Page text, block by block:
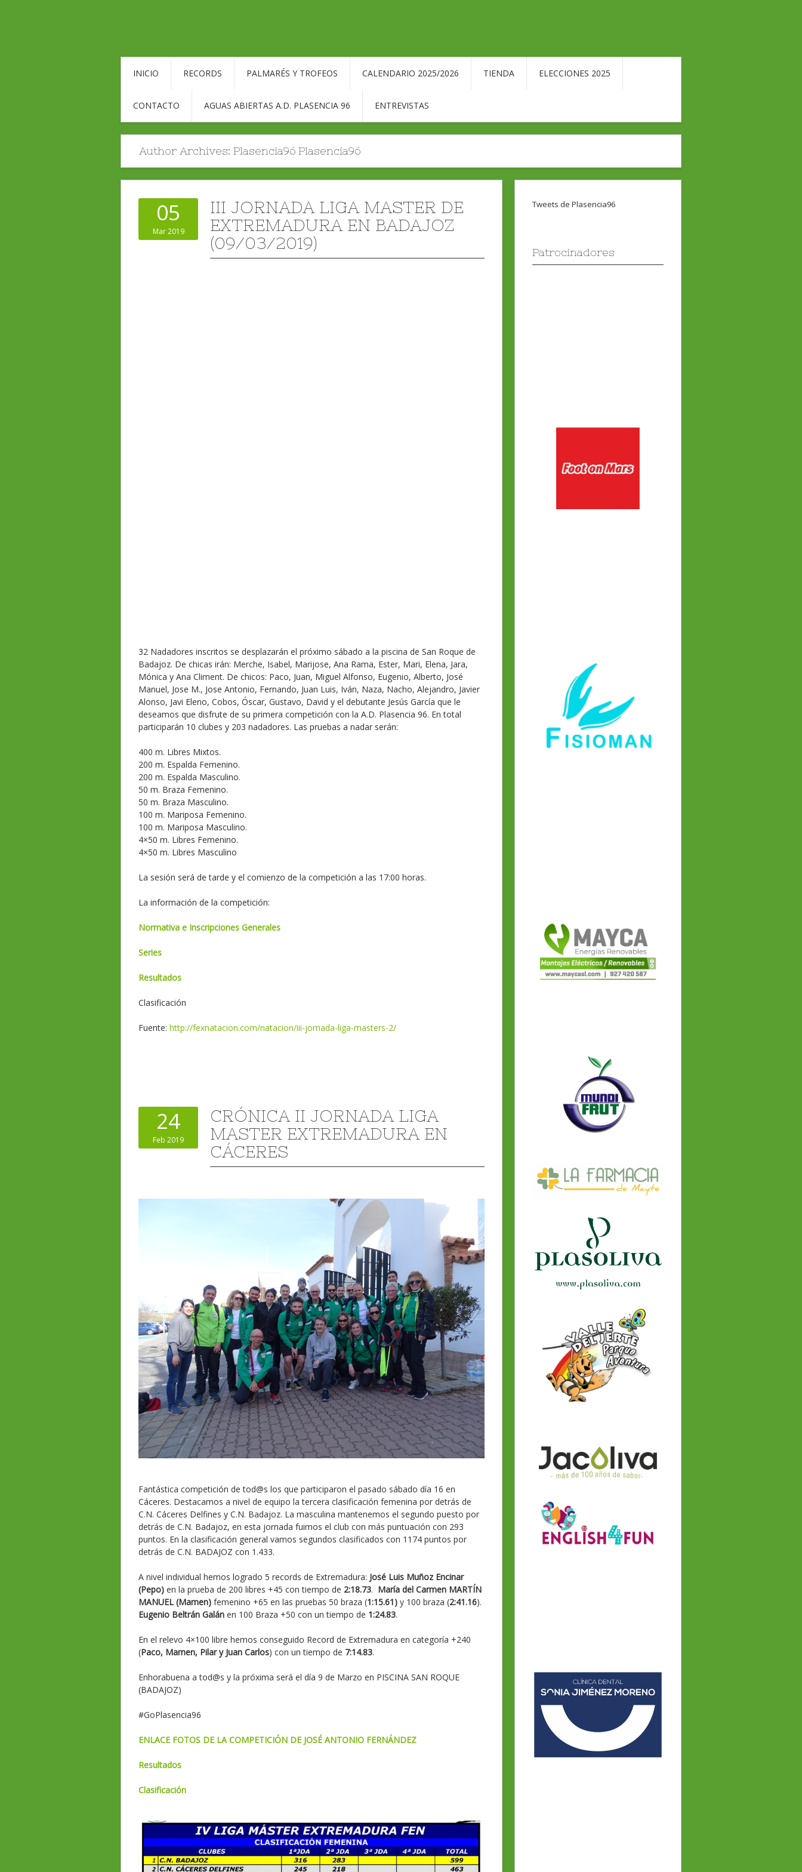
INICIO RECORDS PALMARÉS Y TROFEOS CALENDARIO 2025/2026 TIENDA ELECCIONES 2025
CONTACTO AGUAS ABIERTAS A.D. PLASENCIA 96 ENTREVISTAS
Author Archives: Plasencia96 Plasencia96
05
Mar 2019
III JORNADA LIGA MASTER DE
EXTREMADURA EN BADAJOZ
(09/03/2019)
32 Nadadores inscritos se desplazarán el próximo sábado a la piscina de San Roque de
Badajoz. De chicas irán: Merche, Isabel, Marijose, Ana Rama, Ester, Mari, Elena, Jara,
Mónica y Ana Climent. De chicos: Paco, Juan, Miguel Alfonso, Eugenio, Alberto, José
Manuel, Jose M., Jose Antonio, Fernando, Juan Luis, Iván, Naza, Nacho, Alejandro, Javier
Alonso, Javi Eleno, Cobos, Óscar, Gustavo, David y el debutante Jesús García que le
deseamos que disfrute de su primera competición con la A.D. Plasencia 96. En total
participarán 10 clubes y 203 nadadores. Las pruebas a nadar serán:
400 m. Libres Mixtos.
200 m. Espalda Femenino.
200 m. Espalda Masculino.
50 m. Braza Femenino.
50 m. Braza Masculino.
100 m. Mariposa Femenino.
100 m. Mariposa Masculino.
4×50 m. Libres Femenino.
4×50 m. Libres Masculino
La sesión será de tarde y el comienzo de la competición a las 17:00 horas.
La información de la competición:
Normativa e Inscripciones Generales
Series
Resultados
Clasificación
Fuente: http://fexnatacion.com/natacion/iii-jornada-liga-masters-2/
24
Feb 2019
CRÓNICA II JORNADA LIGA
MASTER EXTREMADURA EN
CÁCERES
Fantástica competición de tod@s los que participaron el pasado sábado día 16 en
Cáceres. Destacamos a nivel de equipo la tercera clasificación femenina por detrás de
C.N. Cáceres Delfines y C.N. Badajoz. La masculina mantenemos el segundo puesto por
detrás de C.N. Badajoz, en esta jornada fuimos el club con más puntuación con 293
puntos. En la clasificación general vamos segundos clasificados con 1174 puntos por
detrás de C.N. BADAJOZ con 1.433.
A nivel individual hemos logrado 5 records de Extremadura: José Luis Muñoz Encinar
(Pepo) en la prueba de 200 libres +45 con tiempo de 2:18.73. María del Carmen MARTÍN
MANUEL (Mamen) femenino +65 en las pruebas 50 braza (1:15.61) y 100 braza (2:41.16).
Eugenio Beltrán Galán en 100 Braza +50 con un tiempo de 1:24.83.
En el relevo 4×100 libre hemos conseguido Record de Extremadura en categoría +240
(Paco, Mamen, Pilar y Juan Carlos) con un tiempo de 7:14.83.
Enhorabuena a tod@s y la próxima será el día 9 de Marzo en PISCINA SAN ROQUE
(BADAJOZ)
#GoPlasencia96
ENLACE FOTOS DE LA COMPETICIÓN DE JOSÉ ANTONIO FERNÁNDEZ
Resultados
Clasificación
Tweets de Plasencia96
Patrocinadores